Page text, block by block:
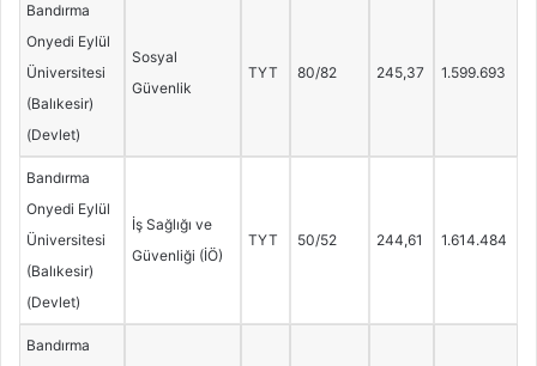
Bandırma
Onyedi Eylül
Üniversitesi
(Balıkesir)
(Devlet)
Sosyal
Güvenlik
TYT 80/82 245,37 1.599.693
Bandırma
Onyedi Eylül
Üniversitesi
(Balıkesir)
(Devlet)
İş Sağlığı ve
Güvenliği (İÖ)
TYT 50/52 244,61 1.614.484
Bandırma